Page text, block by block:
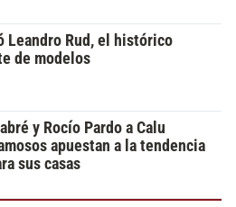
Leandro Rud, el histórico
de modelos
y Rocío Pardo a Calu
apuestan a la tendencia
sus casas